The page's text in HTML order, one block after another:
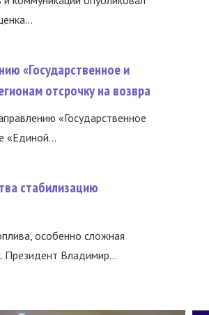
«Государственное и
отсрочку на возвра
«Государственное
«Единой...
стабилизацию
особенно сложная
Президент Владимир...